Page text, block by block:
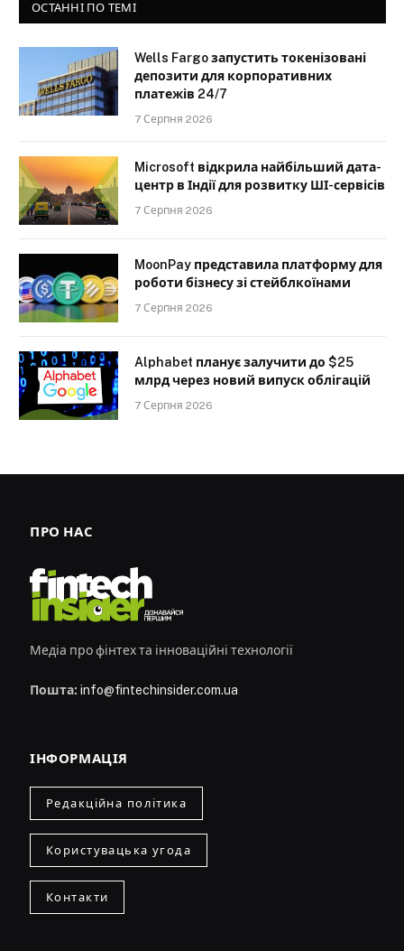
ОСТАННІ ПО ТЕМІ
Wells Fargo запустить токенізовані
депозити для корпоративних
платежів 24/7
7 Серпня 2026
Microsoft відкрила найбільший дата-
центр в Індії для розвитку ШІ-сервісів
7 Серпня 2026
MoonPay представила платформу для
роботи бізнесу зі стейблкоїнами
7 Серпня 2026
Alphabet планує залучити до $25
млрд через новий випуск облігацій
7 Серпня 2026
ПРО НАС
Медіа про фінтех та інноваційні технології
Пошта: info@fintechinsider.com.ua
ІНФОРМАЦІЯ
Редакційна політика
Користувацька угода
Контакти